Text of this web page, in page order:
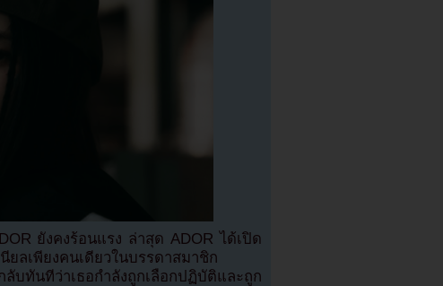
ยังคงร้อนแรง ล่าสุด ADOR ได้เปิด
ลเพียงคนเดียวในบรรดาสมาชิก
นทีว่าเธอกำลังถูกเลือกปฏิบัติและถูก